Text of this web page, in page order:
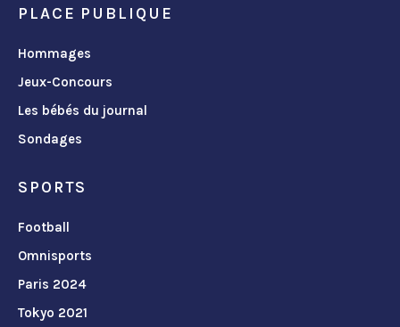
PLACE PUBLIQUE
Hommages
Jeux-Concours
Les bébés du journal
Sondages
SPORTS
Football
Omnisports
Paris 2024
Tokyo 2021